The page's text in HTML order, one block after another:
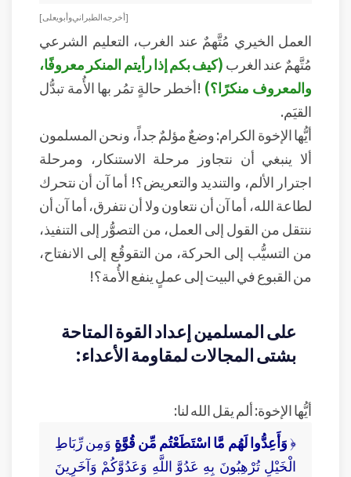
[ أخرجه الطبراني وأبو يعلى ]
العمل الخيري مُتَّهمٌ عند الغرب، التعليم الشرعي
مُتَّهمٌ عند الغرب(كيف بكم إذا رأيتم المنكر معروفًا،
والمعروف منكرًا؟) !أخطر حالةٍ تمُر بها الأُمة تبدُّل
القيَم.
أيُّها الإخوة الكرام: وضعٌ مؤلمٌ جداً، ونحن المسلمون
ألا ينبغي أن نتجاوز مرحلة الاستنكار، ومرحلة
اجترار الألم، والتنديد والتعريض؟! أما آن أن نتحرك
لطاعة الله، أما آن أن نتعاون ولا أن نتفرق، أما آن أن
ننتقل من القول إلى العمل، من التصوُّر إلى التنفيذ،
من التسيُّب إلى الحركة، من التقوقُع إلى الانفتاح،
من القبوع في البيت إلى عملٍ ينفع الأُمة؟!
على المسلمين إعداد القوة المتاحة
بشتى المجالات لمقاومة الأعداء:
أيُّها الإخوة: ألم يقل الله لنا:
﴿وَأَعِدُّوا لَهُم مَّا اسْتَطَعْتُم مِّن قُوَّةٍ وَمِن رِّبَاطِ
الْخَيْلِ تُرْهِبُونَ بِهِ عَدُوَّ اللَّهِ وَعَدُوَّكُمْ وَآخَرِينَ